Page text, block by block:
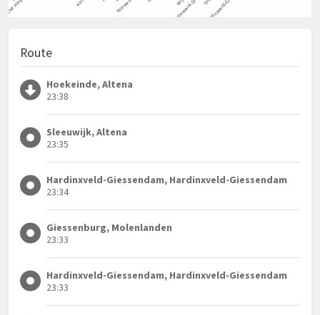
Route
Hoekeinde, Altena
23:38
Sleeuwijk, Altena
23:35
Hardinxveld-Giessendam, Hardinxveld-Giessendam
23:34
Giessenburg, Molenlanden
23:33
Hardinxveld-Giessendam, Hardinxveld-Giessendam
23:33